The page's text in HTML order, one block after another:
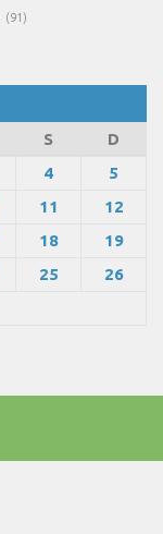
(91)
S
D
4
5
11
12
18
19
25
26